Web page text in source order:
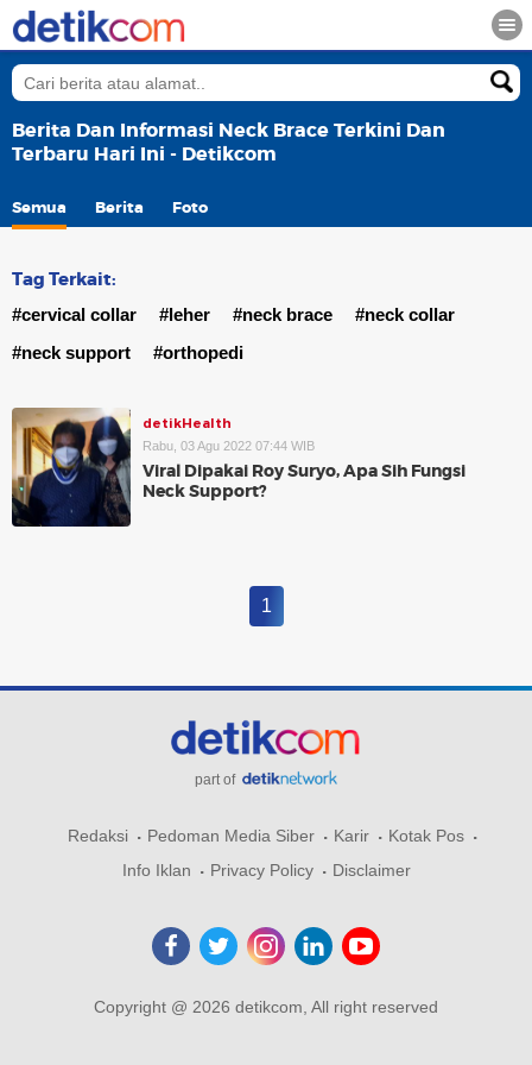
Berita Dan Informasi Neck Brace Terkini Dan
Terbaru Hari Ini - Detikcom
Semua Berita Foto
Tag Terkait:
#cervical collar #leher #neck brace
#neck collar
#neck support
#orthopedi
detikHealth
Rabu, 03 Agu 2022 07:44 WIB
Viral Dipakai Roy Suryo, Apa Sih Fungsi
Neck Support?
1
part of
Redaksi Pedoman Media Siber Karir
Kotak Pos
Info Iklan
Privacy Policy Disclaimer
Copyright @ 2026 detikcom, All right reserved